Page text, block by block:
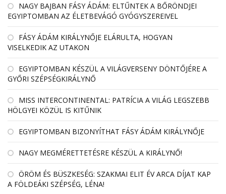
NAGY BAJBAN FÁSY ÁDÁM: ELTŰNTEK A BŐRÖNDJEI
EGYIPTOMBAN AZ ÉLETBEVÁGÓ GYÓGYSZEREIVEL
FÁSY ÁDÁM KIRÁLYNŐJE ELÁRULTA, HOGYAN
VISELKEDIK AZ UTAKON
EGYIPTOMBAN KÉSZÜL A VILÁGVERSENY DÖNTŐJÉRE A
GYŐRI SZÉPSÉGKIRÁLYNŐ
MISS INTERCONTINENTAL: PATRÍCIA A VILÁG LEGSZEBB
HÖLGYEI KÖZÜL IS KITŰNIK
EGYIPTOMBAN BIZONYÍTHAT FÁSY ÁDÁM KIRÁLYNŐJE
NAGY MEGMÉRETTETÉSRE KÉSZÜL A KIRÁLYNŐ!
ÖRÖM ÉS BÜSZKESÉG: SZAKMAI ELIT ÉV ARCA DÍJAT KAP
A FÖLDEÁKI SZÉPSÉG, LÉNA!